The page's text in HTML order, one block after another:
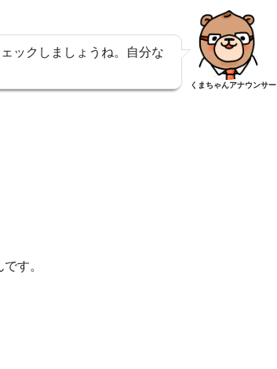
ックしましょうね。自分な
くまちゃんアナウンサー
す。